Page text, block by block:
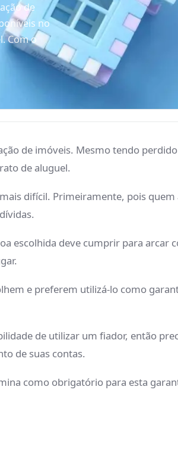
de
no
Com o
de imóveis. Mesmo tendo
de aluguel.
difícil. Primeiramente, pois
escolhida deve cumprir para arcar
e preferem utilizá-lo como
de utilizar um fiador, então
de suas contas.
como obrigatório para esta